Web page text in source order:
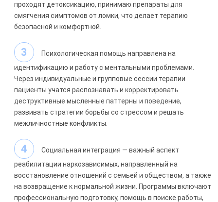
проходят детоксикацию, принимаю препараты для
смягчения симптомов от ломки, что делает терапию
безопасной и комфортной.
Психологическая помощь направлена на
идентификацию и работу с ментальными проблемами.
Через индивидуальные и групповые сессии терапии
пациенты учатся распознавать и корректировать
деструктивные мысленные паттерны и поведение,
развивать стратегии борьбы со стрессом и решать
межличностные конфликты.
Социальная интеграция — важный аспект
реабилитации наркозависимых, направленный на
восстановление отношений с семьей и обществом, а также
на возвращение к нормальной жизни. Программы включают
профессиональную подготовку, помощь в поиске работы,